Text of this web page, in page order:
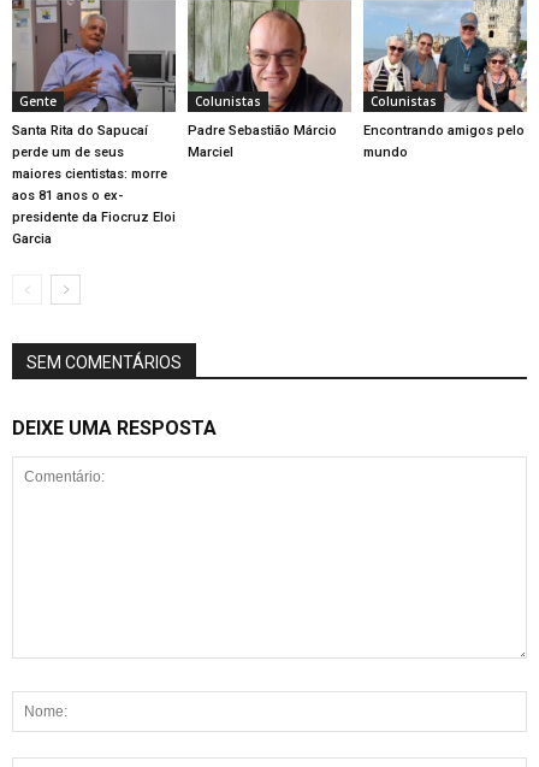
Gente
Santa Rita do Sapucaí
perde um de seus
maiores cientistas: morre
aos 81 anos o ex-
presidente da Fiocruz Eloi
Garcia
Colunistas
Padre Sebastião Márcio
Marciel
Colunistas
Encontrando amigos pelo
mundo
SEM COMENTÁRIOS
DEIXE UMA RESPOSTA